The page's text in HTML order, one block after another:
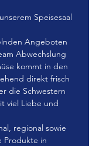
Speisesaal
Angeboten
Abwechslung
kommt in den
direkt frisch
die Schwestern
viel Liebe und
regional sowie
Produkte in